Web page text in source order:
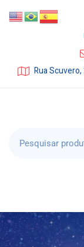
Rua